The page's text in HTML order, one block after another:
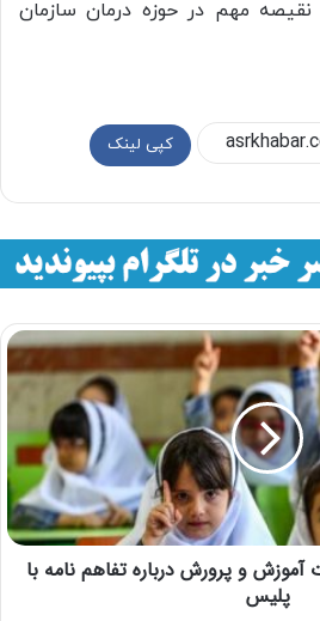
نقيصه مهم در حوزه درمان سازمان
کپی لینک
و پرورش درباره تفاهم نامه با
پلیس